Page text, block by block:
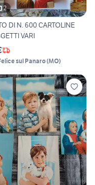
2
DI N. 600 CARTOLINE
VARI
sul Panaro(MO)